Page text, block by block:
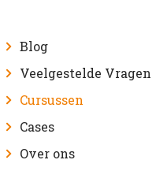
Blog
Veelgestelde Vragen
Cursussen
Cases
Over ons